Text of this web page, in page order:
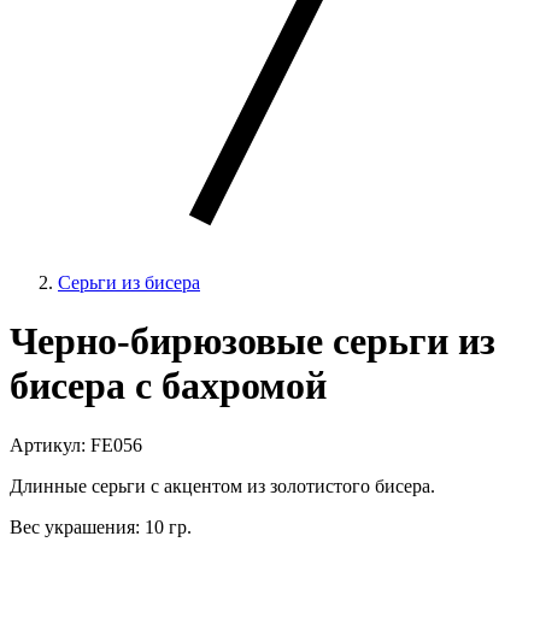
Серьги из бисера
Черно-бирюзовые серьги из
бисера с бахромой
Артикул: FE056
Длинные серьги с акцентом из золотистого бисера.
Вес украшения: 10 гр.